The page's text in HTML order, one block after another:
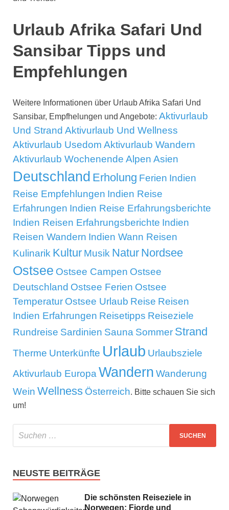
Urlaub Afrika Safari Und
Sansibar Tipps und
Empfehlungen
Weitere Informationen über Urlaub Afrika Safari Und
Sansibar, Empfhelungen und Angebote: Aktivurlaub
Und Strand Aktivurlaub Und Wellness
Aktivurlaub Usedom Aktivurlaub Wandern
Aktivurlaub Wochenende Alpen Asien
Deutschland Erholung Ferien Indien
Reise Empfehlungen Indien Reise
Erfahrungen Indien Reise Erfahrungsberichte
Indien Reisen Erfahrungsberichte Indien
Reisen Wandern Indien Wann Reisen
Kulinarik Kultur Musik Natur Nordsee
Ostsee Ostsee Campen Ostsee
Deutschland Ostsee Ferien Ostsee
Temperatur Ostsee Urlaub Reise Reisen
Indien Erfahrungen Reisetipps Reiseziele
Rundreise Sardinien Sauna Sommer Strand
Therme Unterkünfte Urlaub Urlaubsziele
Aktivurlaub EuropaWandern Wanderung
Wein Wellness Österreich. Bitte schauen Sie sich
um!
NEUSTE BEITRÄGE
Die schönsten Reiseziele in
Norwegen: Fjorde und